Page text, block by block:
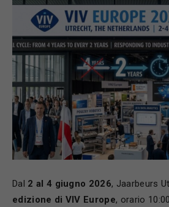
Dal 2 al 4 giugno 2026, Jaarbeurs
edizione di VIV Europe, orario